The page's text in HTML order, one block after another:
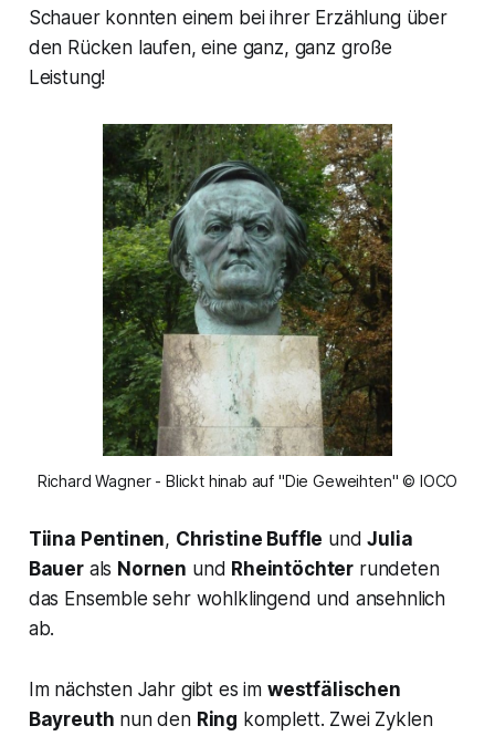
Schauer konnten einem bei ihrer Erzählung über
den Rücken laufen, eine ganz, ganz große
Leistung!
Richard Wagner - Blickt hinab auf "Die Geweihten" © IOCO
Tiina Pentinen, Christine Buffle undJulia
Bauerals Nornen und Rheintöchter rundeten
das Ensemble sehr wohlklingend und ansehnlich
ab.
Im nächsten Jahr gibt es im westfälischen
Bayreuth nun den Ring komplett. Zwei Zyklen